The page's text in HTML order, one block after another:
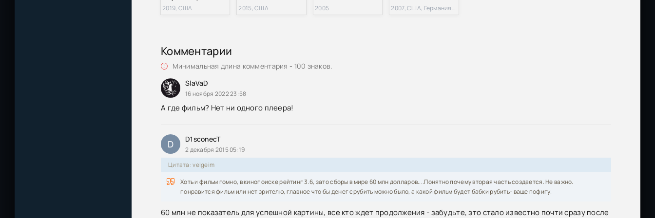
2019, США
2015, США
2005
2007, США, Германия, Великобритания
Комментарии
Минимальная длина комментария - 100 знаков.
SlaVaD
16 ноября 2022 23:58
А где фильм? Нет ни одного плеера!
D D1sconecT
2 декабря 2015 05:19
Цитата: velgeim
Хоть и фильм гомно, в кинопоиске рейтинг 3.6, зато сборы в мире 60 млн долларов....Понятно почему вторая часть создается. Не важно.
понравится фильм или нет зрителю, главное что бы денег срубить можно было, а какой фильм будет бабки рубить- ваще пофигу.
60 млн не показатель для успешной картины, все кто ждет продолжения - забудьте, это стало известно почти сразу после